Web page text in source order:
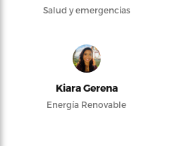
Salud y emergencias
Kiara Gerena
Energía Renovable